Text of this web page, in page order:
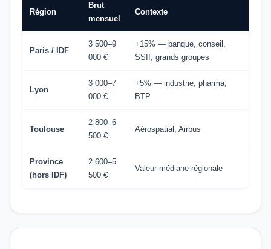
Région
Brut
mensuel
Contexte
Paris / IDF
3 500–9
000 €
+15% — banque, conseil,
SSII, grands groupes
Lyon
3 000–7
000 €
+5% — industrie, pharma,
BTP
Toulouse
2 800–6
500 €
Aérospatial, Airbus
Province
(hors IDF)
2 600–5
500 €
Valeur médiane régionale